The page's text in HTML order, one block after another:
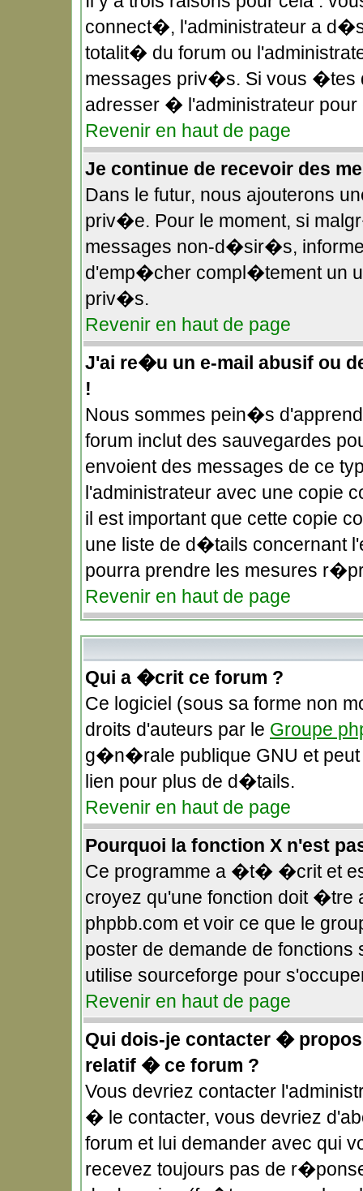
connect�, l'administrateur a
totalit� du forum ou
messages priv�s. Si vous �tes
adresser � l'administrateur
Revenir en haut de page
Je continue de recevoir des
Dans le futur, nous ajouterons
priv�e. Pour le moment, si
messages non-d�sir�s,
d'emp�cher compl�tement un
priv�s.
Revenir en haut de page
J'ai re�u un e-mail abusif ou
!
Nous sommes pein�s
forum inclut des sauvegardes
envoient des messages de ce
l'administrateur avec une copie
il est important que cette copie
une liste de d�tails concernant
pourra prendre les mesures
Revenir en haut de page
Qui a �crit ce forum ?
Ce logiciel (sous sa forme non
droits d'auteurs par le Groupe
g�n�rale publique GNU et
lien pour plus de d�tails.
Revenir en haut de page
Pourquoi la fonction X n'est
Ce programme a �t� �crit et
croyez qu'une fonction doit �tre
phpbb.com et voir ce que le
poster de demande de
utilise sourceforge pour
Revenir en haut de page
Qui dois-je contacter �
relatif � ce forum ?
Vous devriez contacter
� le contacter, vous devriez
forum et lui demander avec qui
recevez toujours pas de